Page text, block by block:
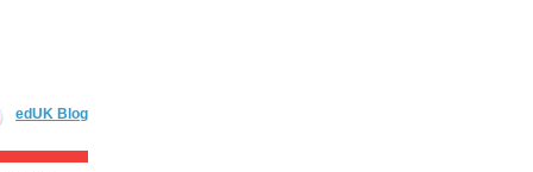
edUK Blog